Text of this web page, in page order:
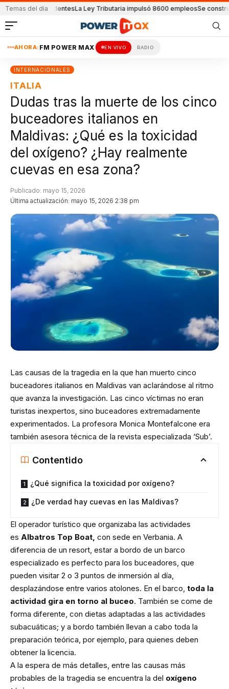
Temas del día
accidentesLa Ley Tributaria impulsó 8600 empleosSe construye otra
AHORA: FM POWER MAX EN VIVO RADIO
INTERNACIONALES
ITALIA
Dudas tras la muerte de los cinco
buceadores italianos en
Maldivas: ¿Qué es la toxicidad
del oxígeno? ¿Hay realmente
cuevas en esa zona?
Última actualización: mayo 15, 2026 2:38 pm
Publicado: mayo 15, 2026
Las causas de la tragedia en la que han muerto cinco
buceadores italianos en Maldivas van aclarándose al ritmo
que avanza la investigación. Las cinco víctimas no eran
turistas inexpertos, sino buceadores extremadamente
experimentados. La profesora Monica Montefalcone era
también asesora técnica de la revista especializada ‘Sub’.
Contentido
¿Qué significa la toxicidad por oxígeno?
¿De verdad hay cuevas en las Maldivas?
El operador turístico que organizaba las actividades
es Albatros Top Boat, con sede en Verbania. A
diferencia de un resort, estar a bordo de un barco
especializado es perfecto para los buceadores, que
pueden visitar 2 o 3 puntos de inmersión al día,
desplazándose entre varios atolones. En el barco, toda la
actividad gira en torno al buceo. También se come de
forma diferente, con dietas adaptadas a las actividades
subacuáticas; y a bordo también llevan a cabo toda la
preparación teórica, por ejemplo, para quienes deben
obtener la licencia.
A la espera de más detalles, entre las causas más
probables de la tragedia se encuentra la del oxígeno